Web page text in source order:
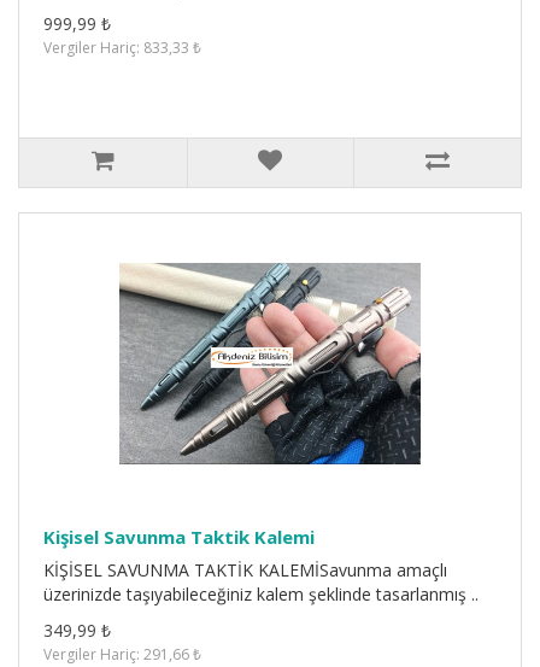
999,99 ₺
Vergiler Hariç: 833,33 ₺
Kişisel Savunma Taktik Kalemi
KİŞİSEL SAVUNMA TAKTİK KALEMİSavunma amaçlı
üzerinizde taşıyabileceğiniz kalem şeklinde tasarlanmış ..
349,99 ₺
Vergiler Hariç: 291,66 ₺